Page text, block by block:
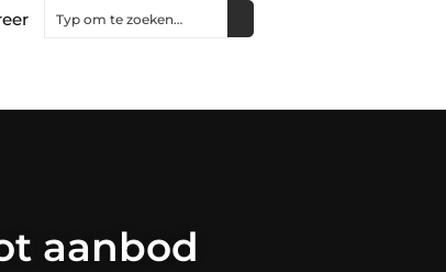
aanbod